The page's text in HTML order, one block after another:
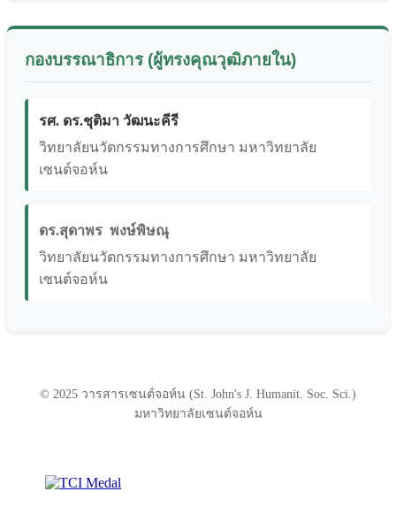
กองบรรณาธิการ (ผู้ทรงคุณวุฒิภายใน)
รศ. ดร.ชุติมา วัฒนะคีรี
วิทยาลัยนวัตกรรมทางการศึกษา มหาวิทยาลัย
เซนต์จอห์น
ดร.สุดาพร พงษ์พิษณุ
วิทยาลัยนวัตกรรมทางการศึกษา มหาวิทยาลัย
เซนต์จอห์น
© 2025 วารสารเซนต์จอห์น (St. John's J. Humanit. Soc. Sci.)
มหาวิทยาลัยเซนต์จอห์น